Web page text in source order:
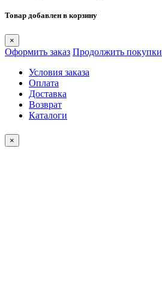
Товар добавлен в корзину
×
Оформить заказ Продолжить покупки
Условия заказа
Оплата
Доставка
Возврат
Каталоги
×